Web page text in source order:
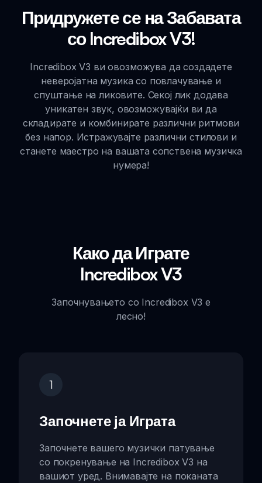
Придружете се на Забавата
со Incredibox V3!
Incredibox V3 ви овозможува да создадете
неверојатна музика со повлачување и
спуштање на ликовите. Секој лик додава
уникатен звук, овозможувајќи ви да
складирате и комбинирате различни ритмови
без напор. Истражувајте различни стилови и
станете маестро на вашата сопствена музичка
нумера!
Како да Играте
Incredibox V3
Започнувањето со Incredibox V3 е
лесно!
1
Започнете ја Играта
Започнете вашего музички патување
со покренување на Incredibox V3 на
вашиот уред. Внимавајте на поканата